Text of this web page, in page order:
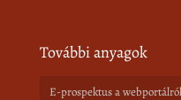
További anyagok
E-prospektus a webportálról